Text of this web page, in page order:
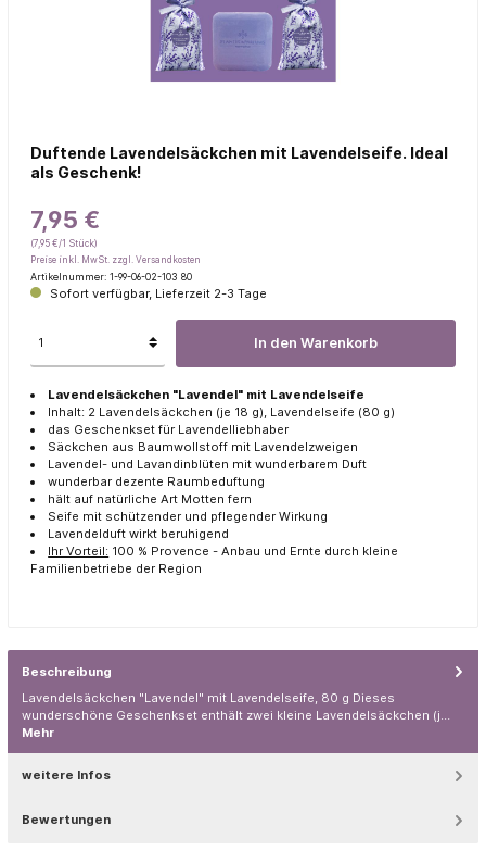
Duftende Lavendelsäckchen mit Lavendelseife. Ideal
als Geschenk!
7,95 €
(7,95 €/1 Stück)
Preise inkl. MwSt. zzgl. Versandkosten
Artikelnummer: 1-99-06-02-103 80
Sofort verfügbar, Lieferzeit 2-3 Tage
In den Warenkorb
Lavendelsäckchen "Lavendel" mit Lavendelseife
Inhalt: 2 Lavendelsäckchen (je 18 g), Lavendelseife (80 g)
das Geschenkset für Lavendelliebhaber
Säckchen aus Baumwollstoff mit Lavendelzweigen
Lavendel- und Lavandinblüten mit wunderbarem Duft
wunderbar dezente Raumbeduftung
hält auf natürliche Art Motten fern
Seife mit schützender und pflegender Wirkung
Lavendelduft wirkt beruhigend
Ihr Vorteil: 100 % Provence - Anbau und Ernte durch kleine
Familienbetriebe der Region
Beschreibung
Lavendelsäckchen "Lavendel" mit Lavendelseife, 80 g Dieses
wunderschöne Geschenkset enthält zwei kleine Lavendelsäckchen (j…
Mehr
weitere Infos
Bewertungen